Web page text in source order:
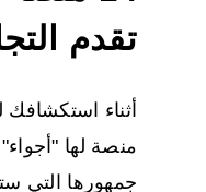
تقدم
أثناء استكشافك
منصة لها "أجواء"
جمهورها التي ستحدد